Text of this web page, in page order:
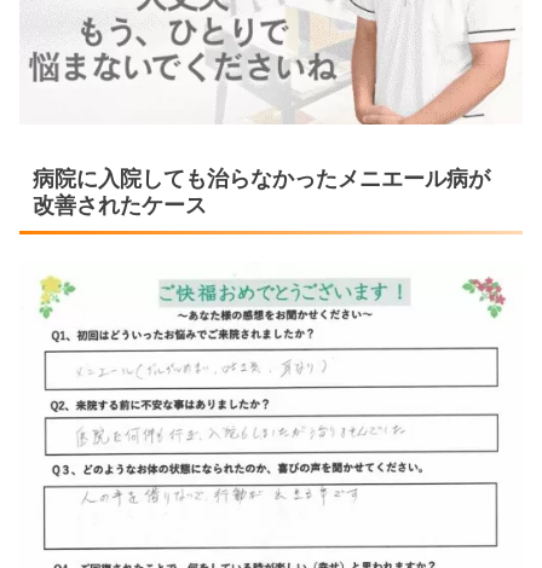
病院に入院しても治らなかったメニエール病が
改善されたケース